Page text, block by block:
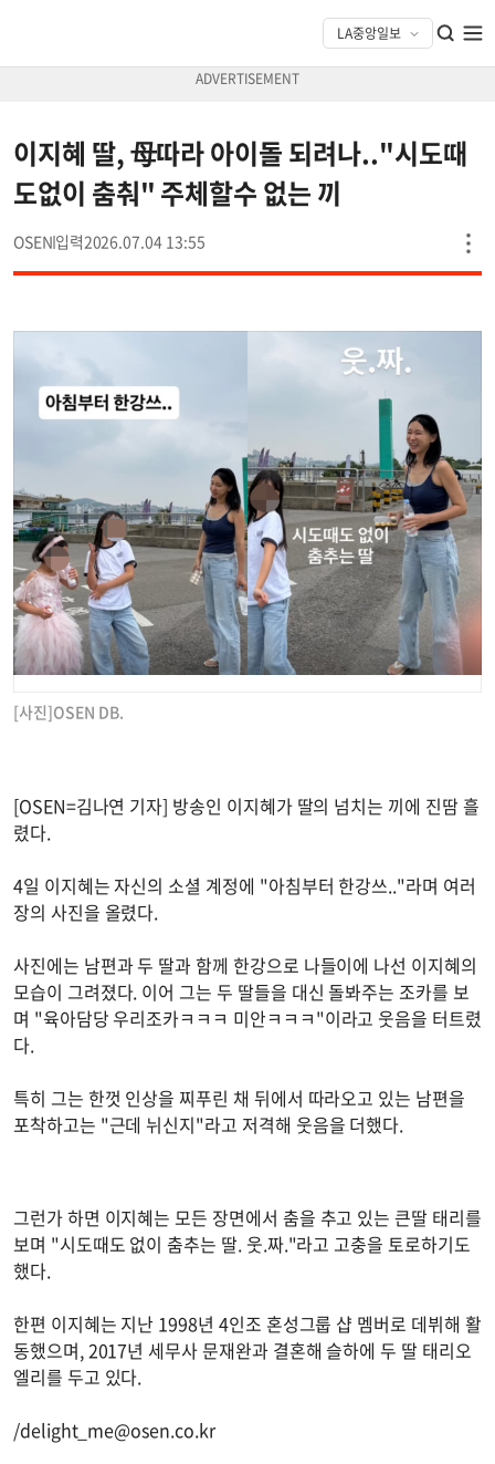
이지혜 딸, 母따라 아이돌 되려나.."시도때
도없이 춤춰" 주체할수 없는 끼
OSEN 2026.07.04 13:55
[사진]OSEN DB.
[OSEN=김나연 기자] 방송인 이지혜가 딸의 넘치는 끼에 진땀 흘
렸다.
4일 이지혜는 자신의 소셜 계정에 "아침부터 한강쓰.."라며 여러
장의 사진을 올렸다.
사진에는 남편과 두 딸과 함께 한강으로 나들이에 나선 이지혜의
모습이 그려졌다. 이어 그는 두 딸들을 대신 돌봐주는 조카를 보
며 "육아담당 우리조카ㅋㅋㅋ 미안ㅋㅋㅋ"이라고 웃음을 터트렸
다.
특히 그는 한껏 인상을 찌푸린 채 뒤에서 따라오고 있는 남편을
포착하고는 "근데 뉘신지"라고 저격해 웃음을 더했다.
그런가 하면 이지혜는 모든 장면에서 춤을 추고 있는 큰딸 태리를
보며 "시도때도 없이 춤추는 딸. 웃.짜."라고 고충을 토로하기도
했다.
한편 이지혜는 지난 1998년 4인조 혼성그룹 샵 멤버로 데뷔해 활
동했으며, 2017년 세무사 문재완과 결혼해 슬하에 두 딸 태리오
엘리를 두고 있다.
/delight_me@osen.co.kr